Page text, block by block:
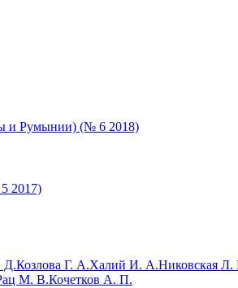
и Румынии) (№ 6 2018)
2017)
Д.Козлова Г. А.Халий И. А.Никовская Л.
М. В.Кочетков А. П.